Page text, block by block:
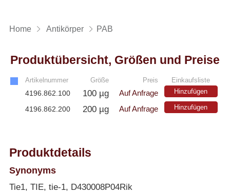
Home Antikörper PAB
Produktübersicht, Größen und Preise
Artikelnummer Größe Preis Einkaufsliste
4196.862.100 100 µg Auf Anfrage Hinzufügen
4196.862.200 200 µg Auf Anfrage Hinzufügen
Produktdetails
Synonyms
Tie1, TIE, tie-1, D430008P04Rik